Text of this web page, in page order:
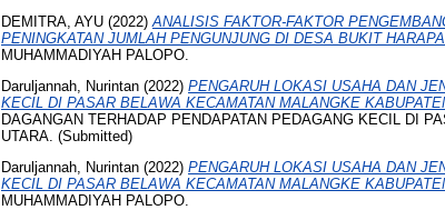
DEMITRA, AYU (2022) ANALISIS FAKTOR-FAKTOR
PENINGKATAN JUMLAH PENGUNJUNG DI DESA BUKIT
MUHAMMADIYAH PALOPO.
Daruljannah, Nurintan (2022) PENGARUH LOKASI USAHA DAN
KECIL DI PASAR BELAWA KECAMATAN MALANGKE
DAGANGAN TERHADAP PENDAPATAN PEDAGANG KECIL DI
UTARA. (Submitted)
Daruljannah, Nurintan (2022) PENGARUH LOKASI USAHA DAN
KECIL DI PASAR BELAWA KECAMATAN MALANGKE
MUHAMMADIYAH PALOPO.